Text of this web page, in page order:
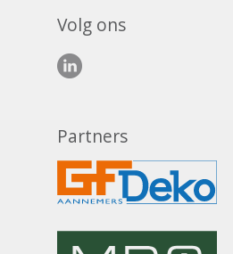
Volg ons
Partners